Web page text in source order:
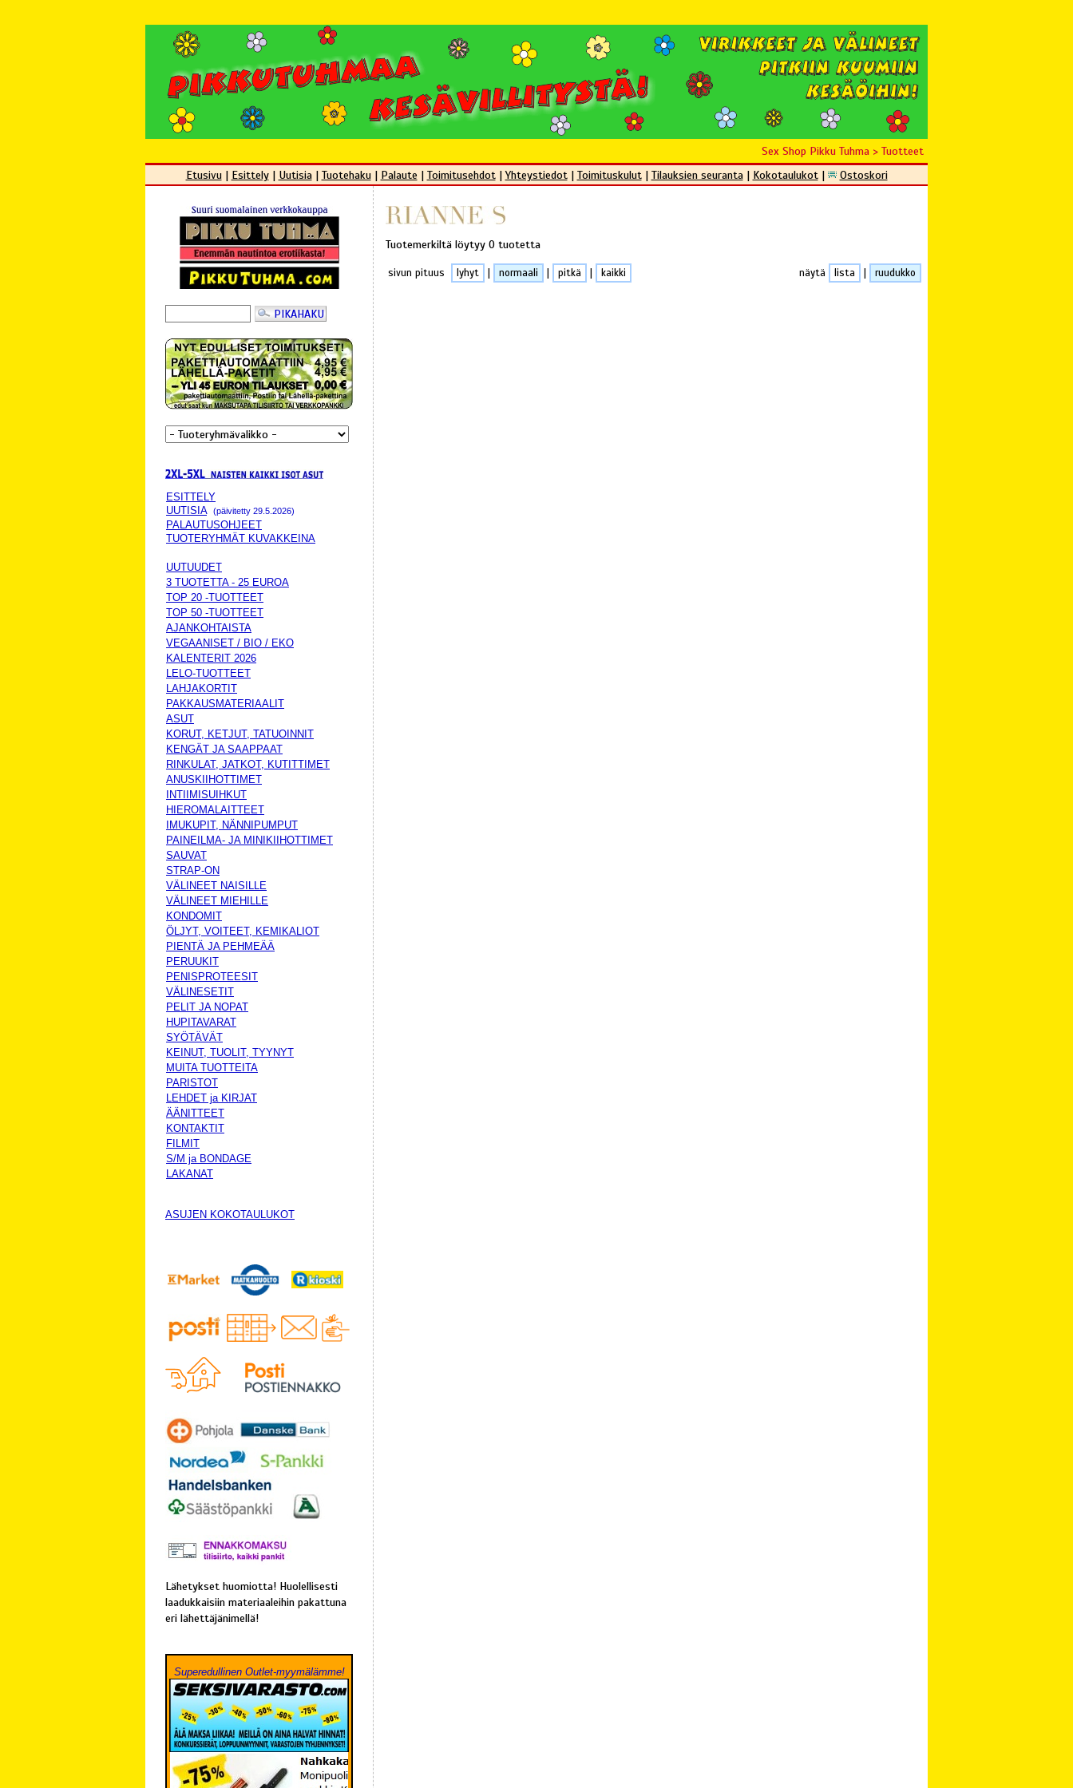
Sex Shop Pikku Tuhma > Tuotteet
Etusivu| Esittely| Uutisia| Tuotehaku| Palaute | Toimitusehdot|Yhteystiedot| Toimituskulut| Tilauksien seuranta| Kokotaulukot| Ostoskori
ESITTELY
UUTISIA
(päivitetty 29.5.2026)
PALAUTUSOHJEET
TUOTERYHMÄT KUVAKKEINA
UUTUUDET
3 TUOTETTA - 25 EUROA
TOP 20 -TUOTTEET
TOP 50 -TUOTTEET
AJANKOHTAISTA
VEGAANISET / BIO / EKO
KALENTERIT 2026
LELO-TUOTTEET
LAHJAKORTIT
PAKKAUSMATERIAALIT
ASUT
KORUT, KETJUT, TATUOINNIT
KENGÄT JA SAAPPAAT
RINKULAT, JATKOT, KUTITTIMET
ANUSKIIHOTTIMET
INTIIMISUIHKUT
HIEROMALAITTEET
IMUKUPIT, NÄNNIPUMPUT
PAINEILMA- JA MINIKIIHOTTIMET
SAUVAT
STRAP-ON
VÄLINEET NAISILLE
VÄLINEET MIEHILLE
KONDOMIT
ÖLJYT, VOITEET, KEMIKALIOT
PIENTÄ JA PEHMEÄÄ
PERUUKIT
PENISPROTEESIT
VÄLINESETIT
PELIT JA NOPAT
HUPITAVARAT
SYÖTÄVÄT
KEINUT, TUOLIT, TYYNYT
MUITA TUOTTEITA
PARISTOT
LEHDET ja KIRJAT
ÄÄNITTEET
KONTAKTIT
FILMIT
S/M ja BONDAGE
LAKANAT
ASUJEN KOKOTAULUKOT
Lähetykset huomiotta! Huolellisesti
laadukkaisiin materiaaleihin pakattuna
eri lähettäjänimellä!
Superedullinen Outlet-myymälämme!
Tuotemerkiltä löytyy 0 tuotetta
sivun pituus lyhyt normaali pitkä kaikki näytä lista ruudukko